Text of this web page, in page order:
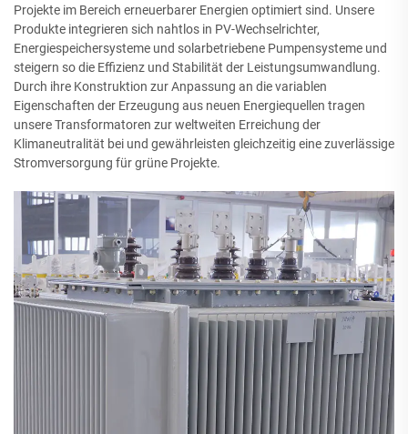
Projekte im Bereich erneuerbarer Energien optimiert sind. Unsere
Produkte integrieren sich nahtlos in PV-Wechselrichter,
Energiespeichersysteme und solarbetriebene Pumpensysteme und
steigern so die Effizienz und Stabilität der Leistungsumwandlung.
Durch ihre Konstruktion zur Anpassung an die variablen
Eigenschaften der Erzeugung aus neuen Energiequellen tragen
unsere Transformatoren zur weltweiten Erreichung der
Klimaneutralität bei und gewährleisten gleichzeitig eine zuverlässige
Stromversorgung für grüne Projekte.